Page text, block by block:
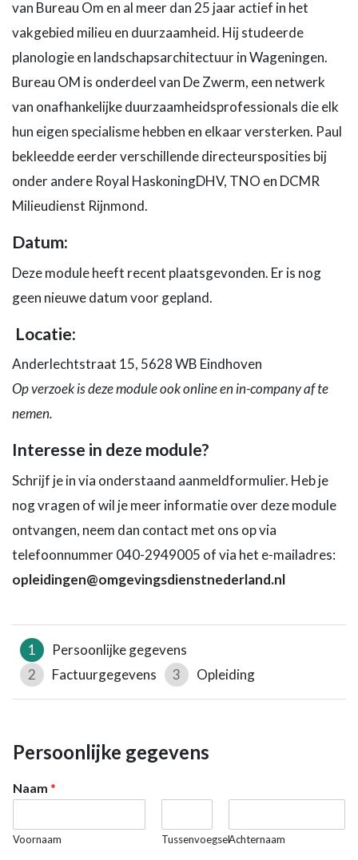
van Bureau Om en al meer dan 25 jaar actief in het
vakgebied milieu en duurzaamheid. Hij studeerde
planologie en landschapsarchitectuur in Wageningen.
Bureau OM is onderdeel van De Zwerm, een netwerk
van onafhankelijke duurzaamheidsprofessionals die elk
hun eigen specialisme hebben en elkaar versterken. Paul
bekleedde eerder verschillende directeursposities bij
onder andere Royal HaskoningDHV, TNO en DCMR
Milieudienst Rijnmond.
Datum:
Deze module heeft recent plaatsgevonden. Er is nog
geen nieuwe datum voor gepland.
Locatie:
Anderlechtstraat 15, 5628 WB Eindhoven
Op verzoek is deze module ook online en in-company af te
nemen.
Interesse in deze module?
Schrijf je in via onderstaand aanmeldformulier. Heb je
nog vragen of wil je meer informatie over deze module
ontvangen, neem dan contact met ons op via
telefoonnummer 040-2949005 of via het e-mailadres:
opleidingen@omgevingsdienstnederland.nl
1
Persoonlijke gegevens
2
Factuurgegevens 3 Opleiding
Persoonlijke gegevens
Naam *
Voornaam TussenvoegselAchternaam